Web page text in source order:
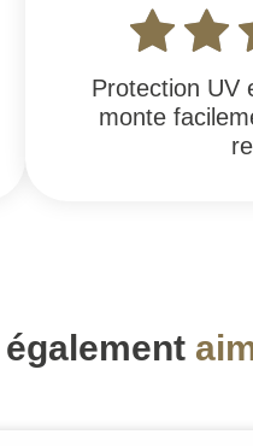
Protection UV
monte